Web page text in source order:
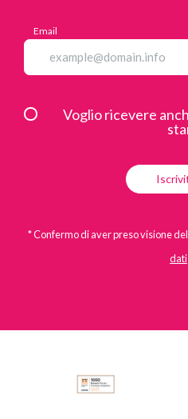
Email
Voglio ricevere
* Confermo di aver preso visione
dati